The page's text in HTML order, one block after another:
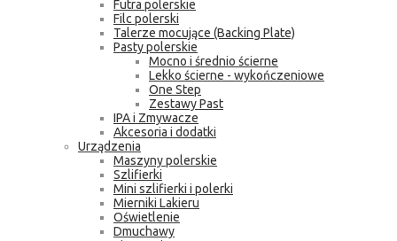
Futra polerskie
Filc polerski
Talerze mocujące (Backing Plate)
Pasty polerskie
Mocno i średnio ścierne
Lekko ścierne - wykończeniowe
One Step
Zestawy Past
IPA i Zmywacze
Akcesoria i dodatki
Urządzenia
Maszyny polerskie
Szlifierki
Mini szlifierki i polerki
Mierniki Lakieru
Oświetlenie
Dmuchawy